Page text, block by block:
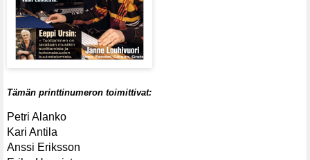
Tämän printtinumeron toimittivat:
Petri Alanko
Kari Antila
Anssi Eriksson